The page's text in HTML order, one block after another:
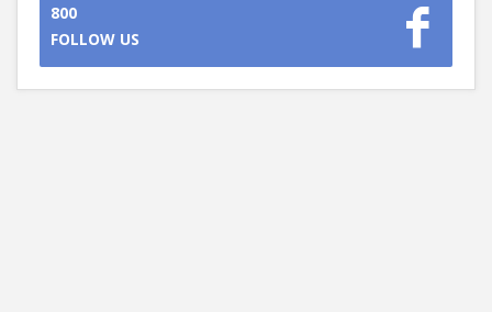
800
FOLLOW US